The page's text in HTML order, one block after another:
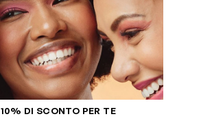
10% DI SCONTO PER TE